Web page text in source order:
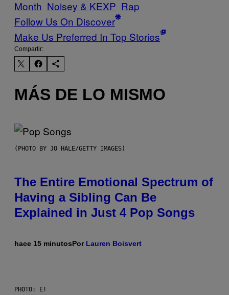
Month Noisey & KEXP Rap
Follow Us On Discover
Make Us Preferred In Top Stories
Compartir:
MÁS DE LO MISMO
(PHOTO BY JO HALE/GETTY IMAGES)
The Entire Emotional Spectrum of
Having a Sibling Can Be
Explained in Just 4 Pop Songs
hace 15 minutosPor Lauren Boisvert
PHOTO: E!